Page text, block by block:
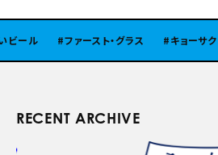
ール ファースト・グラス キョーサク
RECENT ARCHIVE